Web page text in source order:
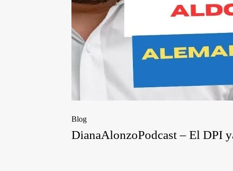
Blog
DianaAlonzoPodcast – El DPI